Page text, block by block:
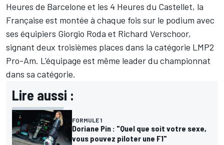
Heures de Barcelone et les 4 Heures du Castellet, la
Française est montée à chaque fois sur le podium avec
ses équipiers Giorgio Roda et Richard Verschoor,
signant deux troisièmes places dans la catégorie LMP2
Pro-Am. L'équipage est même leader du championnat
dans sa catégorie.
Lire aussi :
FORMULE 1
Doriane Pin : "Quel que soit votre sexe,
vous pouvez piloter une F1"